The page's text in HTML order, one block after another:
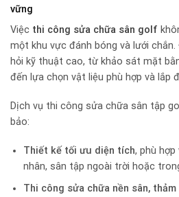
vững
Việc thi công sửa chữa sân golf
một khu vực đánh bóng và lưới
hỏi kỹ thuật cao, từ khảo sát mặt
đến lựa chọn vật liệu phù hợp và lắp
Dịch vụ thi công sửa chữa sân tập
bảo:
Thiết kế tối ưu diện tích, phù
nhân, sân tập ngoài trời hoặc
Thi công sửa chữa nền sân,